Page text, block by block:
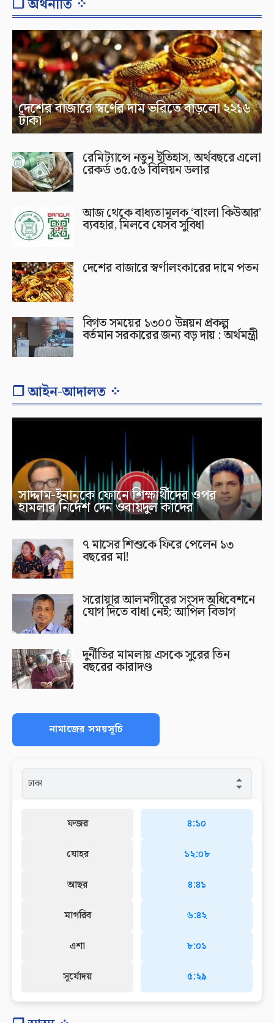
❐ অর্থনীতি ⁘
দেশের বাজারে স্বর্ণের দাম ভরিতে বাড়লো ২২১৬
টাকা
রেমিট্যান্সে নতুন ইতিহাস, অর্থবছরে এলো
রেকর্ড ৩৫.৫৬ বিলিয়ন ডলার
আজ থেকে বাধ্যতামূলক ‘বাংলা কিউআর’
ব্যবহার, মিলবে যেসব সুবিধা
দেশের বাজারে স্বর্ণালংকারের দামে পতন
বিগত সময়ের ১৩০০ উন্নয়ন প্রকল্প
বর্তমান সরকারের জন্য বড় দায় : অর্থমন্ত্রী
❐ আইন-আদালত ⁘
সাদ্দাম-ইনানকে ফোনে শিক্ষার্থীদের ওপর
হামলার নির্দেশ দেন ওবায়দুল কাদের
৭ মাসের শিশুকে ফিরে পেলেন ১৩
বছরের মা!
সরোয়ার আলমগীরের সংসদ অধিবেশনে
যোগ দিতে বাধা নেই: আপিল বিভাগ
দুর্নীতির মামলায় এসকে সুরের তিন
বছরের কারাদণ্ড
নামাজের সময়সূচি
ফজর
যোহর
আছর
মাগরিব
এশা
সূর্যোদয়
৪:১০
১২:০৮
৪:৪১
৬:৪২
৮:০১
৫:২৯